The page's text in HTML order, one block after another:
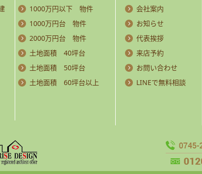
1000万円以下 物件
1000万円台 物件
2000万円台 物件
土地面積 40坪台
土地面積 50坪台
土地面積 60坪台以上
会社案内
お知らせ
代表挨拶
来店予約
お問い合わせ
LINEで無料相談